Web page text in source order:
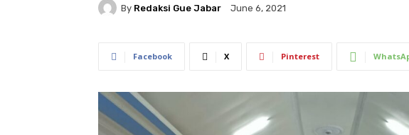
By Redaksi Gue Jabar June 6, 2021
Facebook X Pinterest